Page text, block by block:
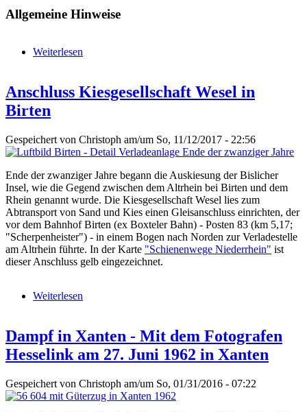
Allgemeine Hinweise
Weiterlesen
Anschluss Kiesgesellschaft Wesel in
Birten
Gespeichert von Christoph am/um So, 11/12/2017 - 22:56
Ende der zwanziger Jahre begann die Auskiesung der Bislicher
Insel, wie die Gegend zwischen dem Altrhein bei Birten und dem
Rhein genannt wurde. Die Kiesgesellschaft Wesel lies zum
Abtransport von Sand und Kies einen Gleisanschluss einrichten, der
vor dem Bahnhof Birten (ex Boxteler Bahn) - Posten 83 (km 5,17;
"Scherpenheister") - in einem Bogen nach Norden zur Verladestelle
am Altrhein führte. In der Karte "Schienenwege Niederrhein" ist
dieser Anschluss gelb eingezeichnet.
Weiterlesen
Dampf in Xanten - Mit dem Fotografen
Hesselink am 27. Juni 1962 in Xanten
Gespeichert von Christoph am/um So, 01/31/2016 - 07:22